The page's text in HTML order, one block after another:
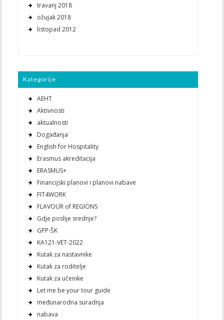
travanj 2018
ožujak 2018
listopad 2012
Kategorije
AEHT
Aktivnosti
aktualnosti
Događanja
English for Hospitality
Erasmus akreditacija
ERASMUS+
Financijski planovi i planovi nabave
FIT4WORK
FLAVOUR of REGIONS
Gdje poslije srednje?
GPP-ŠK
KA121-VET-2022
Kutak za nastavnike
Kutak za roditelje
Kutak za učenike
Let me be your tour guide
međunarodna suradnja
nabava